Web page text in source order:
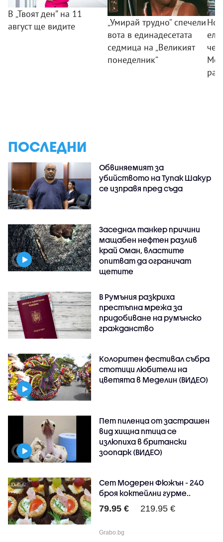
В „Твоят ден” на 11
август ще видите
„Умирай трудно“ спечели
вота в единадесетата
седмица на „Великият
понеделник“
ПОСЛЕДНИ
Обвиняемият за
убийството на Тупак Шакур
се изправя пред съда
Заседнал танкер причини
мащабен нефтен разлив
край Оман, властите
опитват да ограничат
щетите
В Румъния разкриха
престъпна мрежа за
придобиване на румънско
гражданство
Колоритен фестивал събра
стотици любители на
цветята в Меделин (ВИДЕО)
Пет пиленца от застрашен
вид хищна птица се
излюпиха в британски
зоопарк (ВИДЕО)
Сет Модерен Фюжън - 240
броя коктейлни гурме..
79.95 € 219.95 €
Grabo.bg